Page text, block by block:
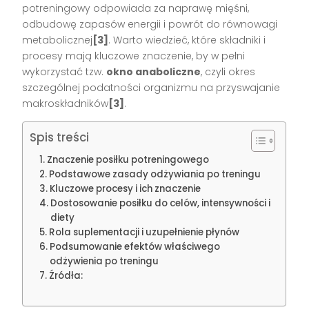
potreningowy odpowiada za naprawę mięśni,
odbudowę zapasów energii i powrót do równowagi
metabolicznej [3] . Warto wiedzieć, które składniki i
procesy mają kluczowe znaczenie, by w pełni
wykorzystać tzw. okno anaboliczne, czyli okres
szczególnej podatności organizmu na przyswajanie
makroskładników [3] .
Spis treści
Znaczenie posiłku potreningowego
Podstawowe zasady odżywiania po treningu
Kluczowe procesy i ich znaczenie
Dostosowanie posiłku do celów, intensywności i
diety
Rola suplementacji i uzupełnienie płynów
Podsumowanie efektów właściwego
odżywienia po treningu
Źródła: